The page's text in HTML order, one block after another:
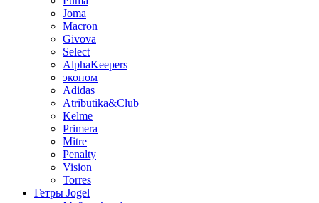
Joma
Macron
Givova
Select
AlphaKeepers
эконом
Adidas
Atributika&Club
Kelme
Primera
Mitre
Penalty
Vision
Torres
Гетры Jogel